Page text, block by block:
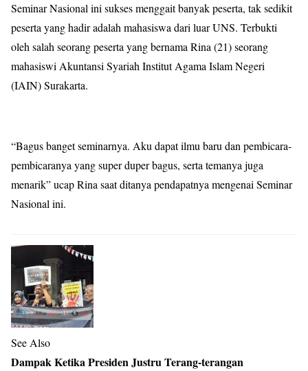
Seminar Nasional ini sukses menggait banyak peserta, tak sedikit
peserta yang hadir adalah mahasiswa dari luar UNS. Terbukti
oleh salah seorang peserta yang bernama Rina (21) seorang
mahasiswi Akuntansi Syariah Institut Agama Islam Negeri
(IAIN) Surakarta.
“Bagus banget seminarnya. Aku dapat ilmu baru dan pembicara-
pembicaranya yang super duper bagus, serta temanya juga
menarik” ucap Rina saat ditanya pendapatnya mengenai Seminar
Nasional ini.
See Also
Dampak Ketika Presiden Justru Terang-terangan